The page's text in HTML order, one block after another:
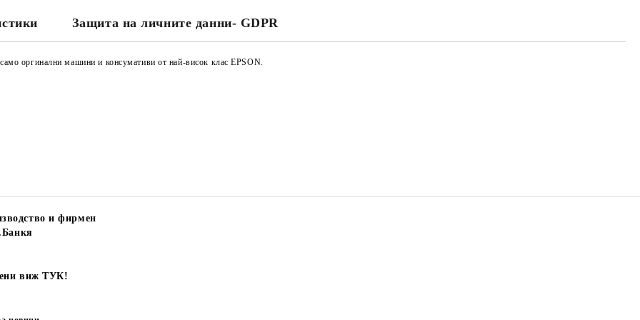
Защита на личните данни- GDPR
оргинални машини и консумативи от най-висок клас EPSON.
и фирмен
виж ТУК!